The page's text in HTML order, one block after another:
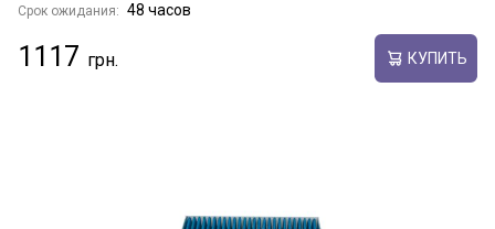
Срок ожидания: 48 часов
1117 КУПИТЬ